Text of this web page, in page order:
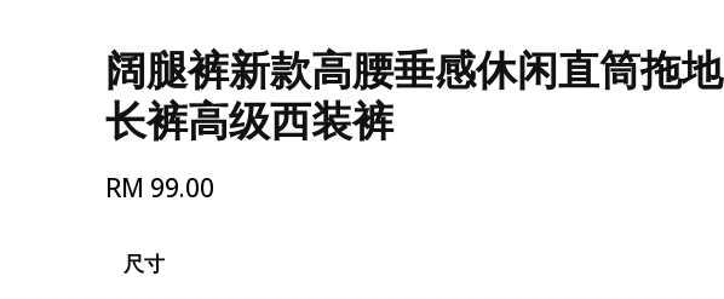
阔腿裤新款高腰垂感休闲直筒拖地
长裤高级西装裤
RM 99.00
尺寸